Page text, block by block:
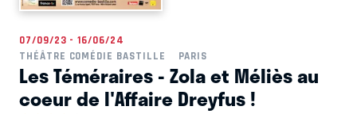
07/09/23 - 16/06/24
THÉÂTRE COMÉDIE BASTILLE
PARIS
Les Téméraires - Zola et Méliès au
coeur de l'Affaire Dreyfus !